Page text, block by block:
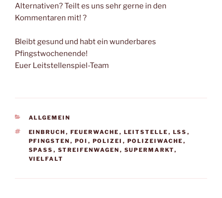
Alternativen? Teilt es uns sehr gerne in den
Kommentaren mit! ?
Bleibt gesund und habt ein wunderbares
Pfingstwochenende!
Euer Leitstellenspiel-Team
KATEGORIEN
ALLGEMEIN
SCHLAGWÖRTER
EINBRUCH , FEUERWACHE , LEITSTELLE , LSS ,
PFINGSTEN , POI , POLIZEI , POLIZEIWACHE ,
SPASS
, STREIFENWAGEN , SUPERMARKT,
VIELFALT